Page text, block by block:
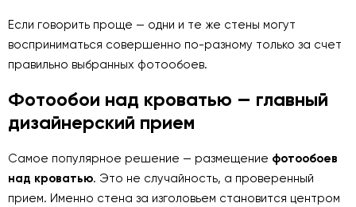
Если говорить проще — одни и те же стены могут
восприниматься совершенно по-разному только за счет
правильно выбранных фотообоев.
Фотообои над кроватью — главный
дизайнерский прием
Самое популярное решение — размещение фотообоев
над кроватью. Это не случайность, а проверенный
прием. Именно стена за изголовьем становится центром